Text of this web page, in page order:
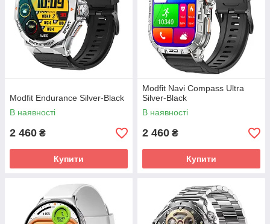
Modfit Endurance Silver-Black
В наявності
2 460 ₴
Купити
Modfit Navi Compass Ultra
Silver-Black
В наявності
2 460 ₴
Купити